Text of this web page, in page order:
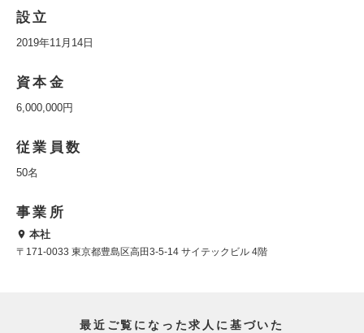
設立
2019年11月14日
資本金
6,000,000円
従業員数
50名
事業所
本社
〒171-0033 東京都豊島区高田3-5-14 サイテックビル 4階
最近ご覧になった求人に基づいた